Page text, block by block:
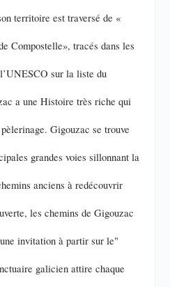
territoire est traversé de «
Compostelle», tracés dans les
sur la liste du
a une Histoire très riche qui
Gigouzac se trouve
grandes voies sillonnant la
anciens à redécouvrir
les chemins de Gigouzac
invitation à partir sur le"
galicien attire chaque